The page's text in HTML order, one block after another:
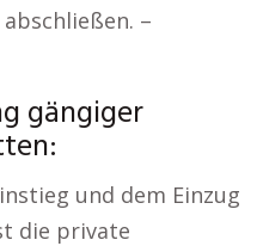
–
gängiger
und dem Einzug
die private